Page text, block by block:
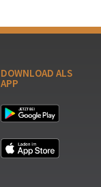
DOWNLOAD ALS
APP